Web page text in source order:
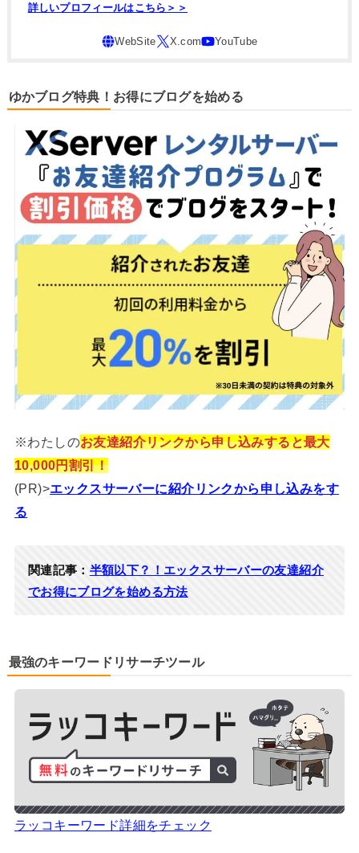
詳しいプロフィールはこちら＞＞
ゆかブログ特典！お得にブログを始める
※わたしのお友達紹介リンクから申し込みすると最大
10,000円割引！
(PR)>エックスサーバーに紹介リンクから申し込みをす
る
関連記事： 半額以下？！エックスサーバーの友達紹介
でお得にブログを始める方法
最強のキーワードリサーチツール
ラッコキーワード詳細をチェック